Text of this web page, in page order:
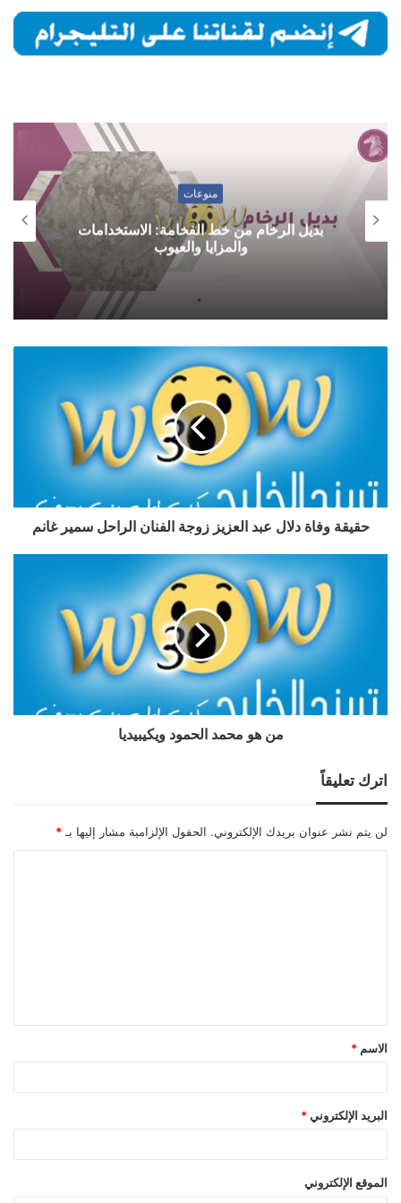
منوعات
بديل الرخام من خط الفخامة: الاستخدامات
والمزايا والعيوب
حقيقة وفاة دلال عبد العزيز زوجة الفنان الراحل سمير غانم
من هو محمد الحمود ويكيبيديا
اترك تعليقاً
لن يتم نشر عنوان بريدك الإلكتروني. الحقول الإلزامية مشار إليها بـ *
ق
*
الاسم *
البريد الإلكتروني *
الموقع الإلكتروني